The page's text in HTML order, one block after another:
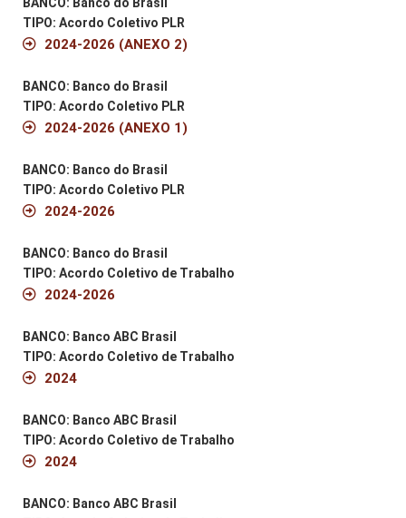
TIPO: Acordo Coletivo PLR
2024-2026 (ANEXO 2)
BANCO: Banco do Brasil
TIPO: Acordo Coletivo PLR
2024-2026 (ANEXO 1)
BANCO: Banco do Brasil
TIPO: Acordo Coletivo PLR
2024-2026
BANCO: Banco do Brasil
TIPO: Acordo Coletivo de Trabalho
2024-2026
BANCO: Banco ABC Brasil
TIPO: Acordo Coletivo de Trabalho
2024
BANCO: Banco ABC Brasil
TIPO: Acordo Coletivo de Trabalho
2024
BANCO: Banco ABC Brasil